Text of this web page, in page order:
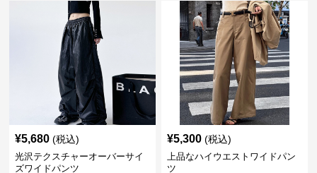
¥5,680 (税込)
光沢テクスチャーオーバーサイ
ズワイドパンツ
¥5,300 (税込)
上品なハイウエストワイドパン
ツ